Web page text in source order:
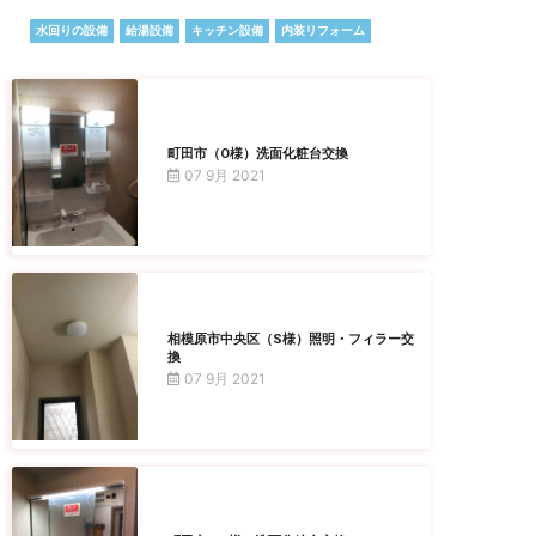
水回りの設備 給湯設備 キッチン設備 内装リフォーム
町田市（O様）洗面化粧台交換
07 9月 2021
相模原市中央区（S様）照明・フィラー交
換
07 9月 2021